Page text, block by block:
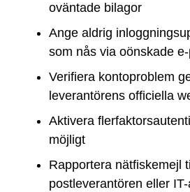
oväntade bilagor
Ange aldrig
som nås via oönskade
Verifiera kontoproblem
leverantörens officiella
Aktivera
möjligt
Rapportera nätfiskemejl
postleverantören eller